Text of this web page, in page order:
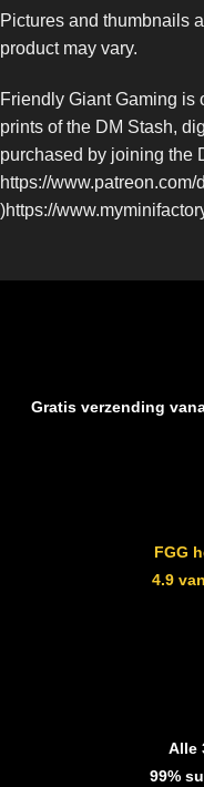
Pictures and thumbnails
product may vary.
Friendly Giant Gaming is
prints of the DM Stash,
purchased by joining the
https://
)https://
Gratis verzending
FGG
4.9
Alle
99%